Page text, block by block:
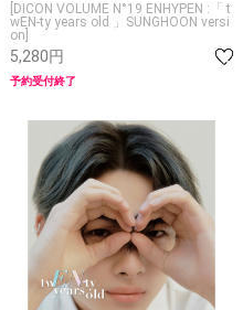
[DICON VOLUME N°19 ENHYPEN :「 t
wEN-ty years old 」SUNGHOON versi
on]
5,280円
予約受付終了